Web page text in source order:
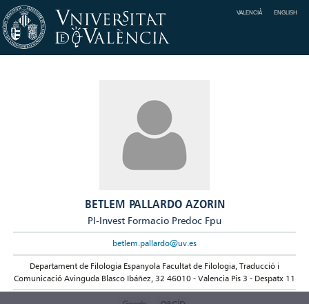
VALENCIÀ ENGLISH
BETLEM PALLARDO AZORIN
PI-Invest Formacio Predoc Fpu
betlem.pallardo@uv.es
Departament de Filologia Espanyola Facultat de Filologia, Traducció i
Comunicació Avinguda Blasco Ibáñez, 32 46010 - Valencia Pis 3 - Despatx 11